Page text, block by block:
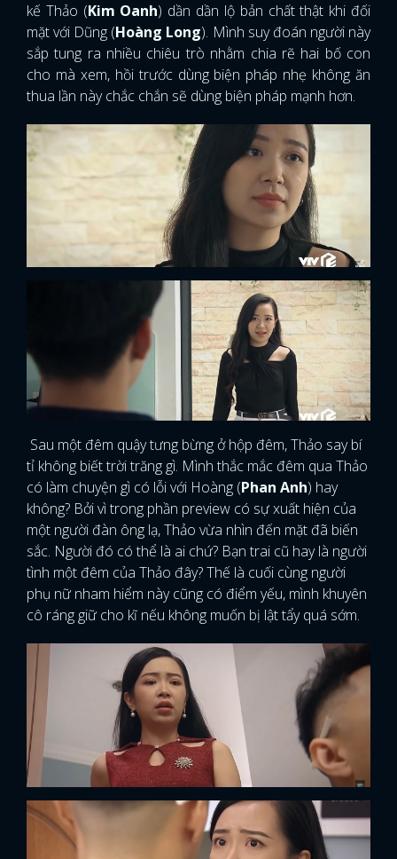
kế Thảo (Kim Oanh) dần dần lộ bản chất thật khi đối
mặt với Dũng (Hoàng Long). Mình suy đoán người này
sắp tung ra nhiều chiêu trò nhằm chia rẽ hai bố con
cho mà xem, hồi trước dùng biện pháp nhẹ không ăn
thua lần này chắc chắn sẽ dùng biện pháp mạnh hơn.
Sau một đêm quậy tưng bừng ở hộp đêm, Thảo say bí
tỉ không biết trời trăng gì. Mình thắc mắc đêm qua Thảo
có làm chuyện gì có lỗi với Hoàng (Phan Anh) hay
không? Bởi vì trong phần preview có sự xuất hiện của
một người đàn ông lạ, Thảo vừa nhìn đến mặt đã biến
sắc. Người đó có thể là ai chứ? Bạn trai cũ hay là người
tình một đêm của Thảo đây? Thế là cuối cùng người
phụ nữ nham hiểm này cũng có điểm yếu, mình khuyên
cô ráng giữ cho kĩ nếu không muốn bị lật tẩy quá sớm.